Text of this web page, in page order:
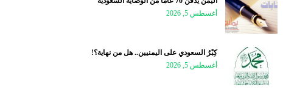
أغسطس 5, 2026
كِبْرُ السعودي على اليمنيين.. هل من نهاية؟!
أغسطس 5, 2026